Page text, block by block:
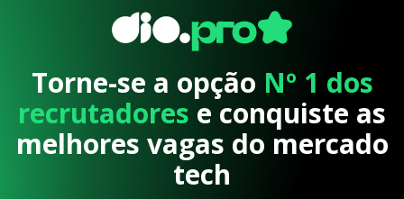
Torne-se a opção Nº 1 dos
recrutadores e conquiste as
melhores vagas do mercado
tech